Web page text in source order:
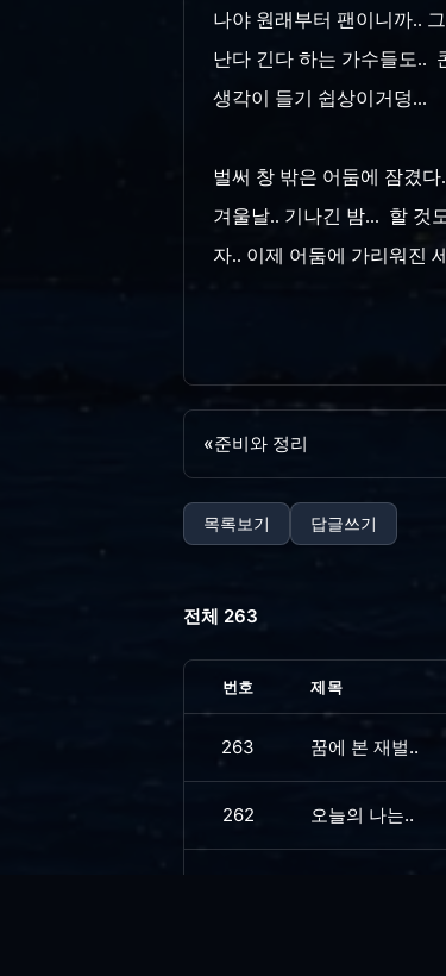
나야 원래부터 팬이니까..
난다 긴다 하는 가수들도..
생각이 들기 쉽상이거덩...
벌써 창 밖은 어둠에 잠겼
겨울날.. 기나긴 밤... 할 것
자.. 이제 어둠에 가리워진
«준비와 정리
목록보기 답글쓰기
전체 263
번호 제목
263 꿈에 본 재벌..
262 오늘의 나는..